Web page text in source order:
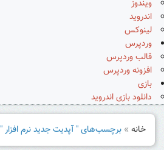
ویندوز
اندروید
لینوکس
وردپرس
قالب وردپرس
افزونه وردپرس
بازی
دانلود بازی اندروید
خانه » برچسب‌های " آپدیت جدید نرم افزار "